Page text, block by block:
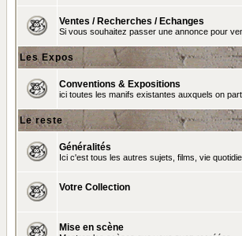
Ventes / Recherches / Echanges
Si vous souhaitez passer une annonce pour
Les Expos
Conventions & Expositions
ici toutes les manifs existantes auxquels on
Le reste
Généralités
Ici c'est tous les autres sujets, films, vie
Votre Collection
Mise en scène